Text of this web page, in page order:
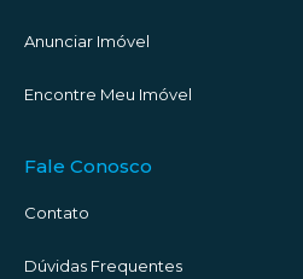
Anunciar Imóvel
Encontre Meu Imóvel
Fale Conosco
Contato
Dúvidas Frequentes